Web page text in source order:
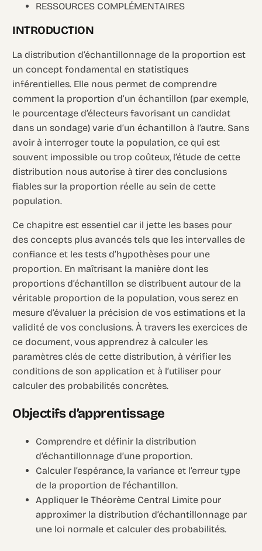
RESSOURCES COMPLÉMENTAIRES
INTRODUCTION
La distribution d’échantillonnage de la proportion est
un concept fondamental en statistiques
inférentielles. Elle nous permet de comprendre
comment la proportion d’un échantillon (par exemple,
le pourcentage d’électeurs favorisant un candidat
dans un sondage) varie d’un échantillon à l’autre. Sans
avoir à interroger toute la population, ce qui est
souvent impossible ou trop coûteux, l’étude de cette
distribution nous autorise à tirer des conclusions
fiables sur la proportion réelle au sein de cette
population.
Ce chapitre est essentiel car il jette les bases pour
des concepts plus avancés tels que les intervalles de
confiance et les tests d’hypothèses pour une
proportion. En maîtrisant la manière dont les
proportions d’échantillon se distribuent autour de la
véritable proportion de la population, vous serez en
mesure d’évaluer la précision de vos estimations et la
validité de vos conclusions. À travers les exercices de
ce document, vous apprendrez à calculer les
paramètres clés de cette distribution, à vérifier les
conditions de son application et à l’utiliser pour
calculer des probabilités concrètes.
Objectifs d’apprentissage
Comprendre et définir la distribution
d’échantillonnage d’une proportion.
Calculer l’espérance, la variance et l’erreur type
de la proportion de l’échantillon.
Appliquer le Théorème Central Limite pour
approximer la distribution d’échantillonnage par
une loi normale et calculer des probabilités.